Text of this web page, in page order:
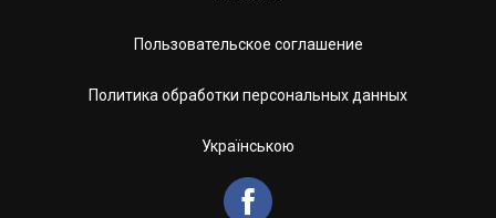
Пользовательское соглашение
Политика обработки персональных данных
Українською
